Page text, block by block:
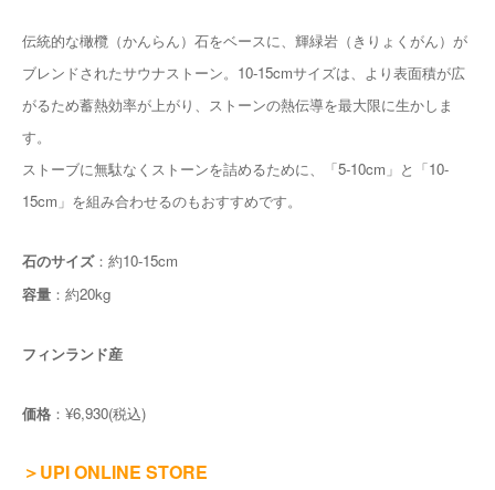
伝統的な橄欖（かんらん）石をベースに、輝緑岩（きりょくがん）が
ブレンドされたサウナストーン。10-15cmサイズは、より表面積が広
がるため蓄熱効率が上がり、ストーンの熱伝導を最大限に生かしま
す。
ストーブに無駄なくストーンを詰めるために、「5-10cm」と「10-
15cm」を組み合わせるのもおすすめです。
石のサイズ：約10-15cm
容量 ：約20kg
フィンランド産
価格 ：¥6,930(税込)
＞UPI ONLINE STORE